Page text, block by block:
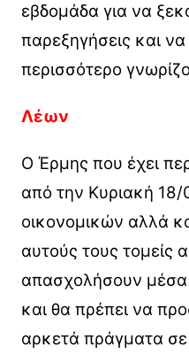
εβδομάδα για να
παρεξηγήσεις και να
περισσότερο
Λέων
Ο Έρμης που έχει
από την Κυριακή 18/
οικονομικών αλλά
αυτούς τους τομείς
απασχολήσουν
και θα πρέπει να
αρκετά πράγματα σε